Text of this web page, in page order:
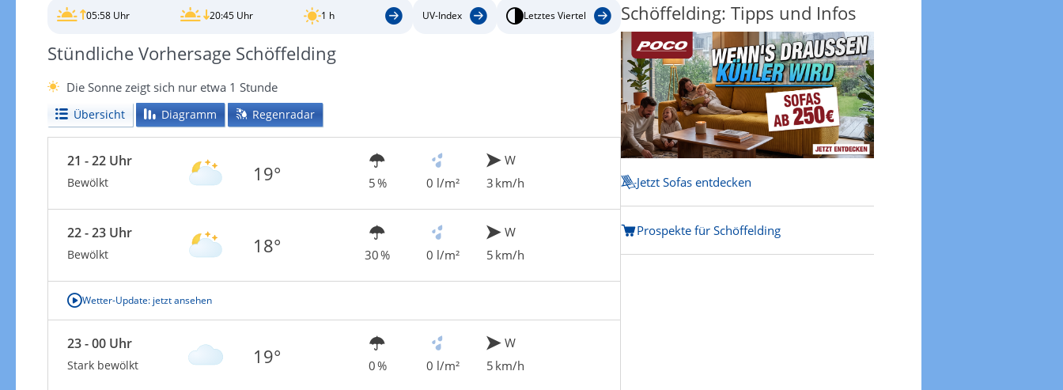
05:58 Uhr 20:45 Uhr 1 h UV-Index Letztes Viertel
Stündliche Vorhersage Schöffelding
Die Sonne zeigt sich nur etwa 1 Stunde
Übersicht Diagramm Regenradar
21 - 22 Uhr
Bewölkt 19° 5 % 0 l/m²
W
3 km/h
22 - 23 Uhr
Bewölkt 18° 30 % 0 l/m²
W
5 km/h
Wetter-Update: jetzt ansehen
23 - 00 Uhr
Stark bewölkt 19° 0 % 0 l/m²
W
5 km/h
Schöffelding: Tipps und Infos
Jetzt Sofas entdecken
Prospekte für Schöffelding